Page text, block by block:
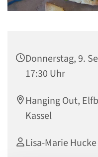
Donnerstag, 9.
17:30 Uhr
Hanging Out,
Kassel
Lisa-Marie Hucke